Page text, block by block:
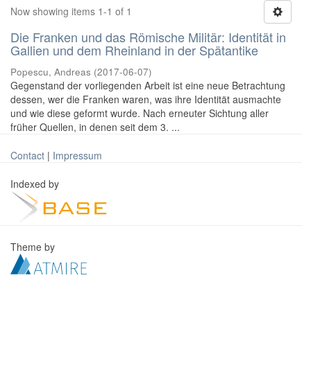
Now showing items 1-1 of 1
Die Franken und das Römische Militär: Identität in
Gallien und dem Rheinland in der Spätantike
Popescu, Andreas (2017-06-07)
Gegenstand der vorliegenden Arbeit ist eine neue Betrachtung
dessen, wer die Franken waren, was ihre Identität ausmachte
und wie diese geformt wurde. Nach erneuter Sichtung aller
früher Quellen, in denen seit dem 3. ...
Contact | Impressum
Indexed by
Theme by